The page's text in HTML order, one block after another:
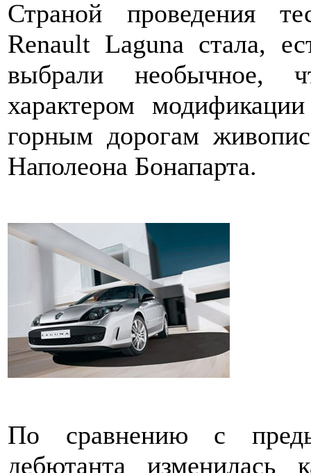
Страной проведения
Renault Laguna стала,
выбрали необычное,
характером
горным дорогам
Наполеона Бонапарта.
По сравнению с
дебютанта изменилась